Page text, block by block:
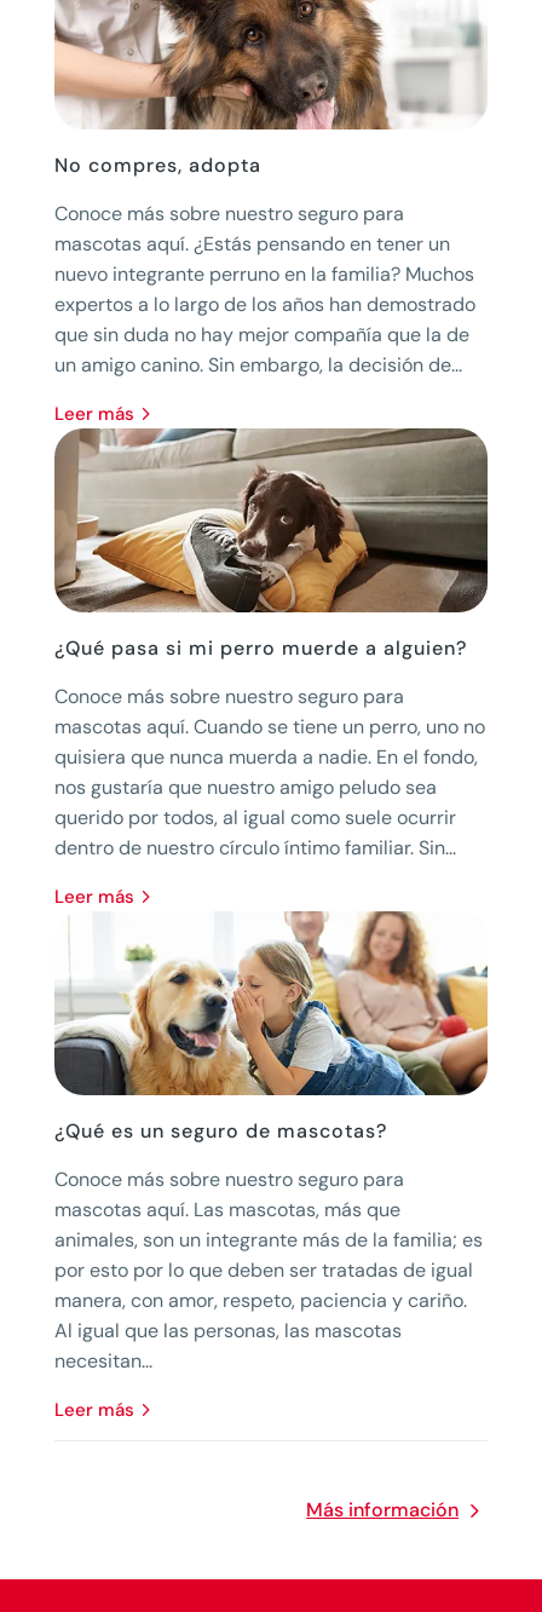
No compres, adopta
Conoce más sobre nuestro seguro para
mascotas aquí. ¿Estás pensando en tener un
nuevo integrante perruno en la familia? Muchos
expertos a lo largo de los años han demostrado
que sin duda no hay mejor compañía que la de
un amigo canino. Sin embargo, la decisión de...
leer más
¿Qué pasa si mi perro muerde a alguien?
Conoce más sobre nuestro seguro para
mascotas aquí. Cuando se tiene un perro, uno no
quisiera que nunca muerda a nadie. En el fondo,
nos gustaría que nuestro amigo peludo sea
querido por todos, al igual como suele ocurrir
dentro de nuestro círculo íntimo familiar. Sin...
leer más
¿Qué es un seguro de mascotas?
Conoce más sobre nuestro seguro para
mascotas aquí. Las mascotas, más que
animales, son un integrante más de la familia; es
por esto por lo que deben ser tratadas de igual
manera, con amor, respeto, paciencia y cariño.
Al igual que las personas, las mascotas
necesitan...
leer más
Más información